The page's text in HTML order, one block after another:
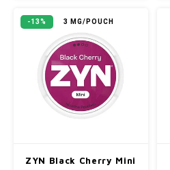
-13% 3 MG/POUCH
ZYN Black Cherry Mini